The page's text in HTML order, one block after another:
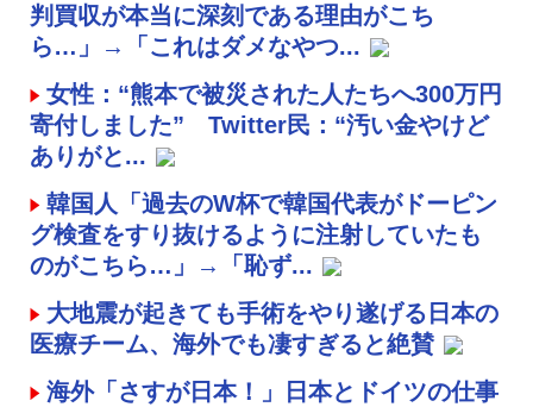
判買収が本当に深刻である理由がこち
ら…」→「これはダメなやつ...
女性：“熊本で被災された人たちへ300万円
寄付しました” Twitter民：“汚い金やけど
ありがと...
韓国人「過去のW杯で韓国代表がドーピン
グ検査をすり抜けるように注射していたも
のがこちら…」→「恥ず...
大地震が起きても手術をやり遂げる日本の
医療チーム、海外でも凄すぎると絶賛
海外「さすが日本！」日本とドイツの仕事